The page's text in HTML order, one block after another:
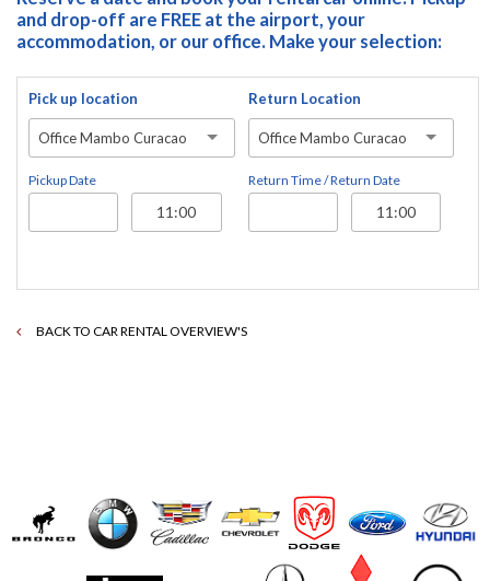
and drop-off are FREE at the airport, your
accommodation, or our office. Make your selection:
Pick up location
Office Mambo Curacao
Pickup Date
Return Location
Office Mambo Curacao
Return Time / Return Date
BACK TO CAR RENTAL OVERVIEW'S